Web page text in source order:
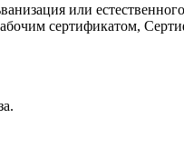
или
сертификатом,